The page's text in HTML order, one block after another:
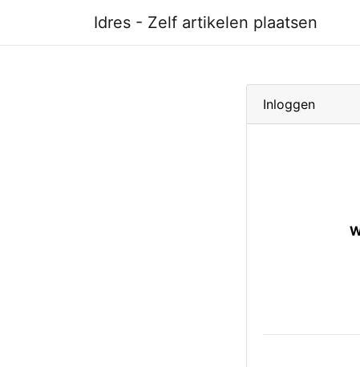
Idres - Zelf artikelen plaatsen
Inloggen